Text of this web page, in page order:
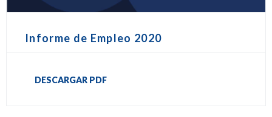
Informe de Empleo 2020
DESCARGAR PDF